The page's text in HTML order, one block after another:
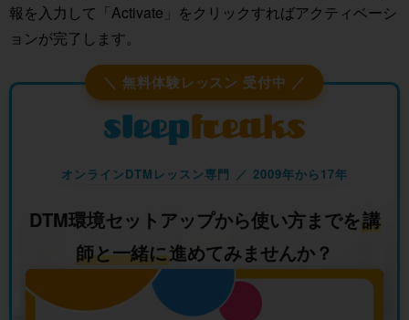
報を入力して「Activate」をクリックすればアクティベーシ
ョンが完了します。
＼ 無料体験レッスン 受付中 ／
オンラインDTMレッスン専門 ／ 2009年から17年
DTM環境セットアップから使い方までを講
師と一緒に進めてみませんか？